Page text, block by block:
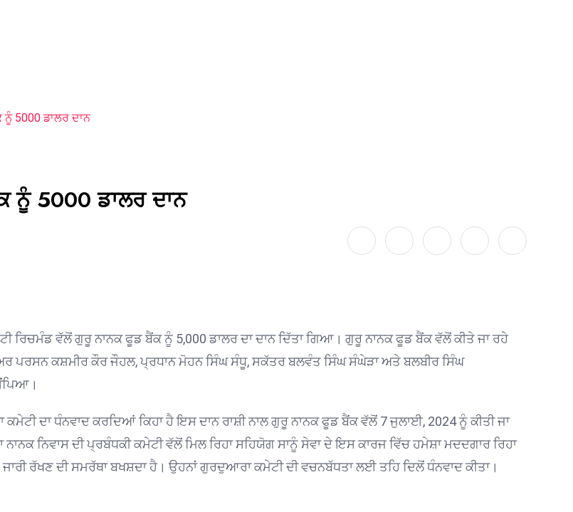
5000 ਡਾਲਰ ਦਾਨ
ਨੂੰ 5000 ਡਾਲਰ ਦਾਨ
ਰਿਚਮੰਡ ਵੱਲੋਂ ਗੁਰੂ ਨਾਨਕ ਫੂਡਬੈਂਕ ਨੂੰ 5,000 ਡਾਲਰਦਾ ਦਾਨ ਦਿੱਤਾ ਗਿਆ। ਗੁਰੂ ਨਾਨਕ ਫੂਡ ਬੈਂਕਵੱਲੋਂ ਕੀਤੇ ਜਾ ਰਹੇ
ਪਰਸਨ ਕਸ਼ਮੀਰ ਕੌਰ ਜੌਹਲ, ਪ੍ਰਧਾਨ ਮੋਹਨ ਸਿੰਘ ਸੰਧੂ, ਸਕੱਤਰ ਬਲਵੰਤ ਸਿੰਘ ਸੰਘੇੜਾ ਅਤੇ ਬਲਬੀਰ ਸਿੰਘ
ਦਾਧੰਨਵਾਦ ਕਰਦਿਆਂ ਕਿਹਾ ਹੈ ਇਸਦਾਨ ਰਾਸ਼ੀਨਾਲਗੁਰੂ ਨਾਨਕ ਫੂਡ ਬੈਂਕ ਵੱਲੋਂ 7ਜੁਲਾਈ, 2024 ਨੂੰ ਕੀਤੀ ਜਾ
ਨਿਵਾਸ ਦੀ ਪ੍ਰਬੰਧਕੀ ਕਮੇਟੀ ਵੱਲੋਂ ਮਿਲ ਰਿਹਾਸਹਿਯੋਗ ਸਾਨੂੰ ਸੇਵਾ ਦੇਇਸ ਕਾਰਜਵਿੱਚ ਹਮੇਸ਼ਾਮਦਦਗਾਰ ਰਿਹਾ
ਰੱਖਣ ਦੀ ਸਮਰੱਥਾ ਬਖਸ਼ਦਾ ਹੈ। ਉਹਨਾਂਗੁਰਦੁਆਰਾ ਕਮੇਟੀਦੀਵਚਨਬੱਧਤਾ ਲਈ ਤਹਿ ਦਿਲੋਂ ਧੰਨਵਾਦ ਕੀਤਾ।